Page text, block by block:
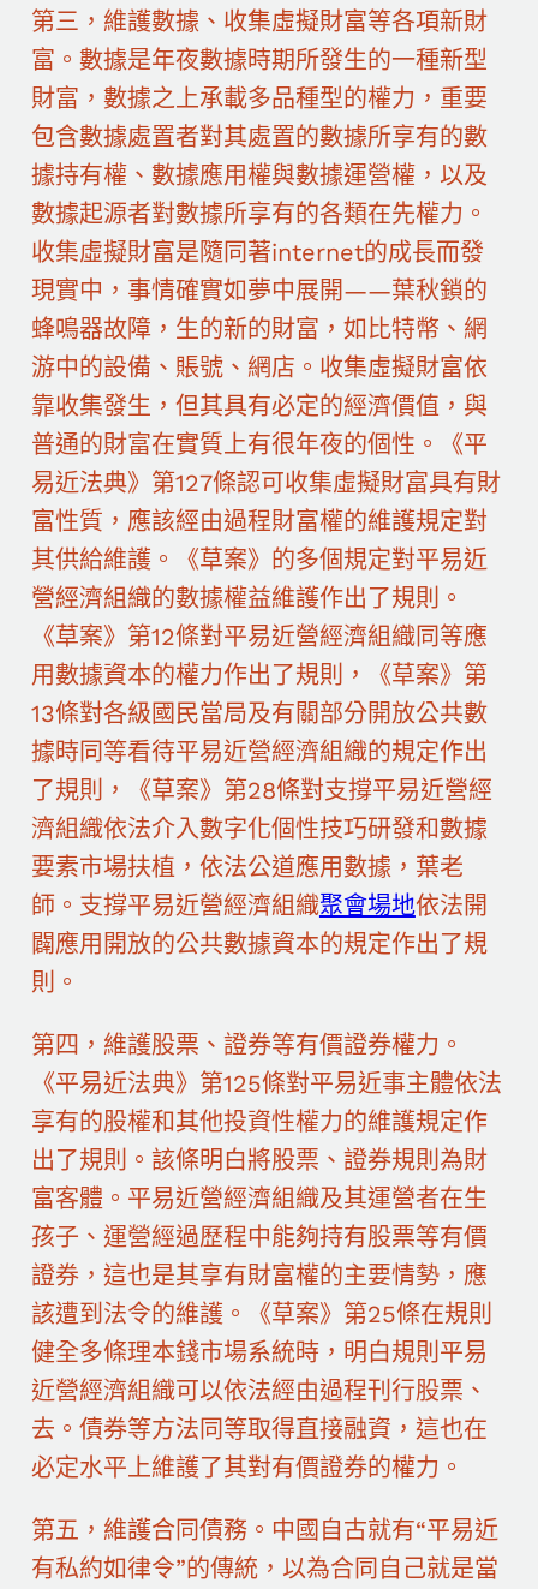
第三，維護數據、收集虛擬財富等各項新財
富。數據是年夜數據時期所發生的一種新型
財富，數據之上承載多品種型的權力，重要
包含數據處置者對其處置的數據所享有的數
據持有權、數據應用權與數據運營權，以及
數據起源者對數據所享有的各類在先權力。
收集虛擬財富是隨同著internet的成長而發
現實中，事情確實如夢中展開——葉秋鎖的
蜂鳴器故障，生的新的財富，如比特幣、網
游中的設備、賬號、網店。收集虛擬財富依
靠收集發生，但其具有必定的經濟價值，與
普通的財富在實質上有很年夜的個性。《平
易近法典》第127條認可收集虛擬財富具有財
富性質，應該經由過程財富權的維護規定對
其供給維護。《草案》的多個規定對平易近
營經濟組織的數據權益維護作出了規則。
《草案》第12條對平易近營經濟組織同等應
用數據資本的權力作出了規則，《草案》第
13條對各級國民當局及有關部分開放公共數
據時同等看待平易近營經濟組織的規定作出
了規則，《草案》第28條對支撐平易近營經
濟組織依法介入數字化個性技巧研發和數據
要素市場扶植，依法公道應用數據，葉老
師。支撐平易近營經濟組織聚會場地依法開
闢應用開放的公共數據資本的規定作出了規
則。
第四，維護股票、證券等有價證券權力。
《平易近法典》第125條對平易近事主體依法
享有的股權和其他投資性權力的維護規定作
出了規則。該條明白將股票、證券規則為財
富客體。平易近營經濟組織及其運營者在生
孩子、運營經過歷程中能夠持有股票等有價
證券，這也是其享有財富權的主要情勢，應
該遭到法令的維護。《草案》第25條在規則
健全多條理本錢市場系統時，明白規則平易
近營經濟組織可以依法經由過程刊行股票、
去。債券等方法同等取得直接融資，這也在
必定水平上維護了其對有價證券的權力。
第五，維護合同債務。中國自古就有“平易近
有私約如律令”的傳統，以為合同自己就是當